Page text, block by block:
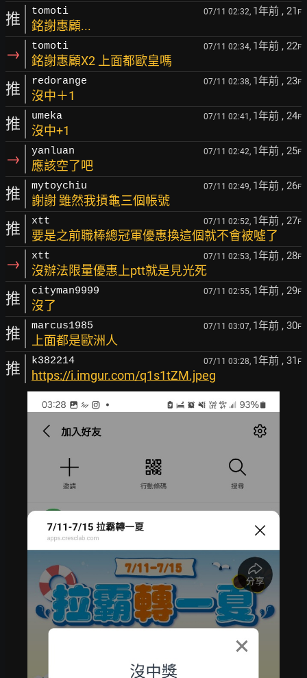
推 tomoti 07/11 02:32, 1年前 , 21 F
銘謝惠顧...
→ tomoti 07/11 02:34, 1年前 , 22F
銘謝惠顧X2 上面都歐皇嗎
推 redorange 07/11 02:38, 1年前 , 23F
沒中＋1
推 umeka 07/11 02:41, 1年前 , 24F
沒中+1
→ yanluan 07/11 02:42, 1年前 , 25F
應該空了吧
推 mytoychiu 07/11 02:49, 1年前 , 26F
謝謝 雖然我摃龜三個帳號
推 xtt 07/11 02:52, 1年前 , 27F
要是之前職棒總冠軍優惠換這個就不會被噓了
→ xtt 07/11 02:53, 1年前 , 28F
沒辦法限量優惠上ptt就是見光死
推 cityman9999 07/11 02:55, 1年前 , 29F
沒了
推 marcus1985 07/11 03:07, 1年前 , 30F
上面都是歐洲人
推 k382214 07/11 03:28, 1年前 , 31 F
https://i.imgur.com/q1s1tZM.jpeg